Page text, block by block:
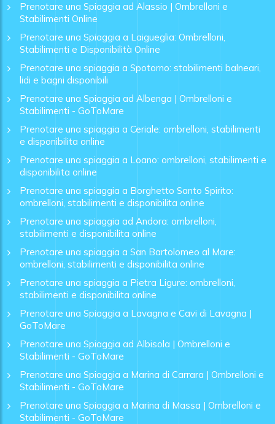
Prenotare una Spiaggia ad Alassio | Ombrelloni e
Stabilimenti Online
Prenotare una Spiaggia a Laigueglia: Ombrelloni,
Stabilimenti e Disponibilità Online
Prenotare una spiaggia a Spotorno: stabilimenti balneari,
lidi e bagni disponibili
Prenotare una Spiaggia ad Albenga | Ombrelloni e
Stabilimenti - GoToMare
Prenotare una spiaggia a Ceriale: ombrelloni, stabilimenti
e disponibilita online
Prenotare una spiaggia a Loano: ombrelloni, stabilimenti e
disponibilita online
Prenotare una spiaggia a Borghetto Santo Spirito:
ombrelloni, stabilimenti e disponibilita online
Prenotare una spiaggia ad Andora: ombrelloni,
stabilimenti e disponibilita online
Prenotare una spiaggia a San Bartolomeo al Mare:
ombrelloni, stabilimenti e disponibilita online
Prenotare una spiaggia a Pietra Ligure: ombrelloni,
stabilimenti e disponibilita online
Prenotare una Spiaggia a Lavagna e Cavi di Lavagna |
GoToMare
Prenotare una Spiaggia ad Albisola | Ombrelloni e
Stabilimenti - GoToMare
Prenotare una Spiaggia a Marina di Carrara | Ombrelloni e
Stabilimenti - GoToMare
Prenotare una Spiaggia a Marina di Massa | Ombrelloni e
Stabilimenti - GoToMare